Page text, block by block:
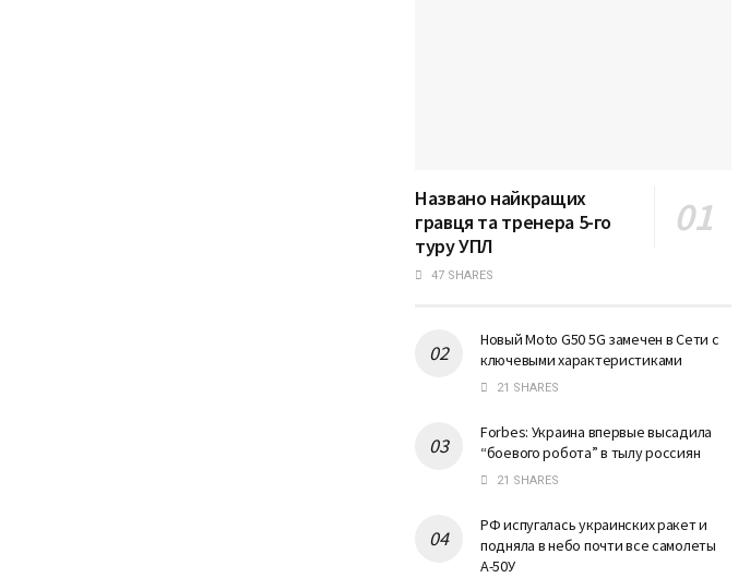
Названо найкращих
гравця та тренера 5-го
туру УПЛ
47 SHARES
Новый Moto G50 5G замечен в Сети с
ключевыми характеристиками
21 SHARES
Forbes: Украина впервые высадила
“боевого робота” в тылу россиян
21 SHARES
РФ испугалась украинских ракет и
подняла в небо почти все самолеты
А-50У